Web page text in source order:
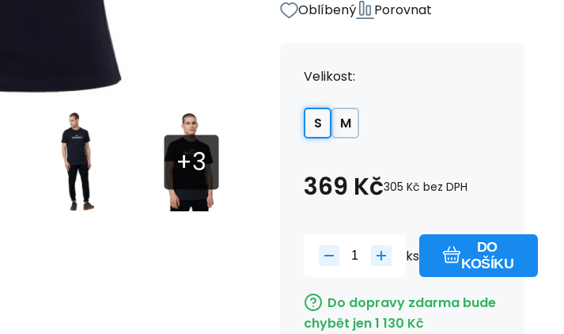
Oblíbený Porovnat
Velikost:
S M
369 Kč305 Kč bez DPH
ks
DO
KOŠÍKU
Do dopravy zdarma bude
chybět jen1 130 Kč